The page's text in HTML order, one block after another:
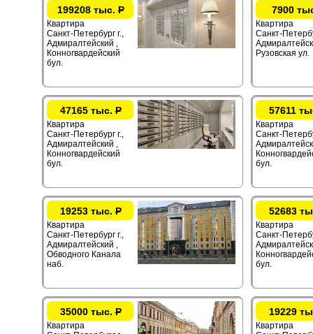
199208 тыс.Р
Квартира
Санкт-Петербург г.,
Адмиралтейский ,
Конногвардейский
бул.
7900
Квартира
Санкт-
Рузовская ул.
47165 тыс.Р
Квартира
Санкт-Петербург г.,
Адмиралтейский ,
Конногвардейский
бул.
57611
Квартира
Санкт-
бул.
19253 тыс.Р
Квартира
Санкт-Петербург г.,
Адмиралтейский ,
Обводного Канала
наб.
52683
Квартира
Санкт-
бул.
35000 тыс.Р
Квартира
19229
Квартира